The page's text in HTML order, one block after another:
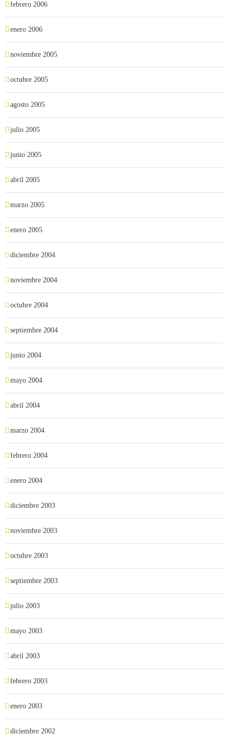
febrero 2006
enero 2006
noviembre 2005
octubre 2005
agosto 2005
julio 2005
junio 2005
abril 2005
marzo 2005
enero 2005
diciembre 2004
noviembre 2004
octubre 2004
septiembre 2004
junio 2004
mayo 2004
abril 2004
marzo 2004
febrero 2004
enero 2004
diciembre 2003
noviembre 2003
octubre 2003
septiembre 2003
julio 2003
mayo 2003
abril 2003
febrero 2003
enero 2003
diciembre 2002